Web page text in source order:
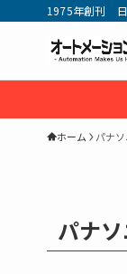
1975年創刊 日
ホーム パナ
パナ